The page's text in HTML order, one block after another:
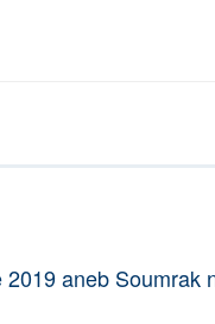
aneb Soumrak